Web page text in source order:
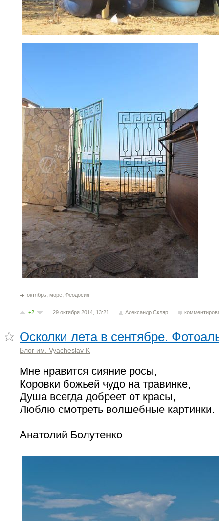
октябрь, море, Феодосия
+2 29 октября 2014, 13:21 Александр Скляр
Осколки лета в сентябре.
Блог им. Vyacheslav K
Мне нравится сияние росы,
Коровки божьей чудо на травинке,
Душа всегда добреет от красы,
Люблю смотреть волшебные картинки.
Анатолий Болутенко